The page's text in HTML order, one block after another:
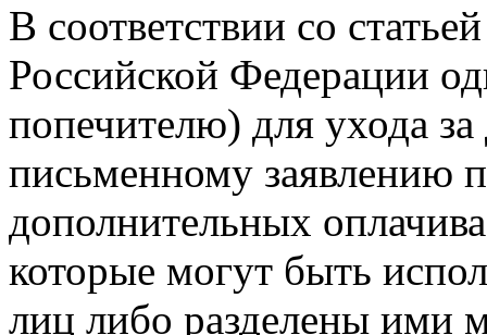
В соответствии со
Российской Федерации
попечителю) для ухода
письменному заявлению
дополнительных
которые могут быть
лиц либо разделены ими